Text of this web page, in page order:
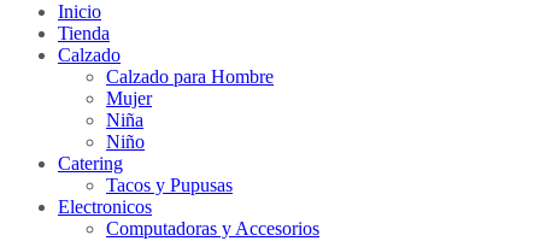
Inicio
Tienda
Calzado
Calzado para Hombre
Mujer
Niña
Niño
Catering
Tacos y Pupusas
Electronicos
Computadoras y Accesorios